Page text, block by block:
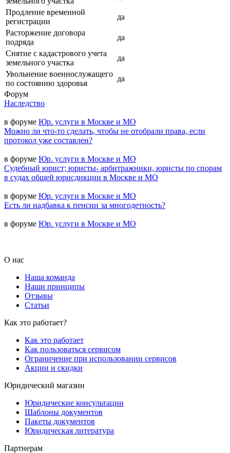
Продление временной
регистрации
да
Расторжение договора
подряда
да
Снятие с кадастрового учета
земельного участка
да
Увольнение военнослужащего
по состоянию здоровья
да
Форум
Наследство
в форуме Юр. услуги в Москве и МО
Можно ли что-то сделать, чтобы не отобрали права, если
протокол уже составлен?
в форуме Юр. услуги в Москве и МО
Судебный юрист; юристы- арбитражники, юристы по спорам
в судах общей юрисдикции в Москве и МО
в форуме Юр. услуги в Москве и МО
Есть ли надбавка к пенсии за многодетность?
в форуме Юр. услуги в Москве и МО
О нас
Наша команда
Наши принципы
Отзывы
Статьи
Как это работает?
Как это работает
Как пользоваться сервисом
Ограничение при использовании сервисов
Акции и скидки
Юридический магазин
Юридические консультации
Шаблоны документов
Пакеты документов
Юридическая литература
Партнерам